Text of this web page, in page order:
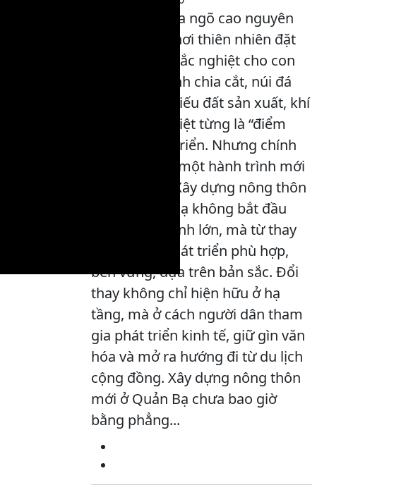
Quản Bạ – cửa ngõ cao nguyên
đá phía Bắc, nơi thiên nhiên đặt
ra giới hạn khắc nghiệt cho con
người. Địa hình chia cắt, núi đá
trùng điệp, thiếu đất sản xuất, khí
hậu khắc nghiệt từng là “điểm
nghẽn” phát triển. Nhưng chính
từ nền đá ấy, một hành trình mới
đang mở ra. Xây dựng nông thôn
mới ở Quản Bạ không bắt đầu
bằng công trình lớn, mà từ thay
đổi tư duy: phát triển phù hợp,
bền vững, dựa trên bản sắc. Đổi
thay không chỉ hiện hữu ở hạ
tầng, mà ở cách người dân tham
gia phát triển kinh tế, giữ gìn văn
hóa và mở ra hướng đi từ du lịch
cộng đồng. Xây dựng nông thôn
mới ở Quản Bạ chưa bao giờ
bằng phẳng...